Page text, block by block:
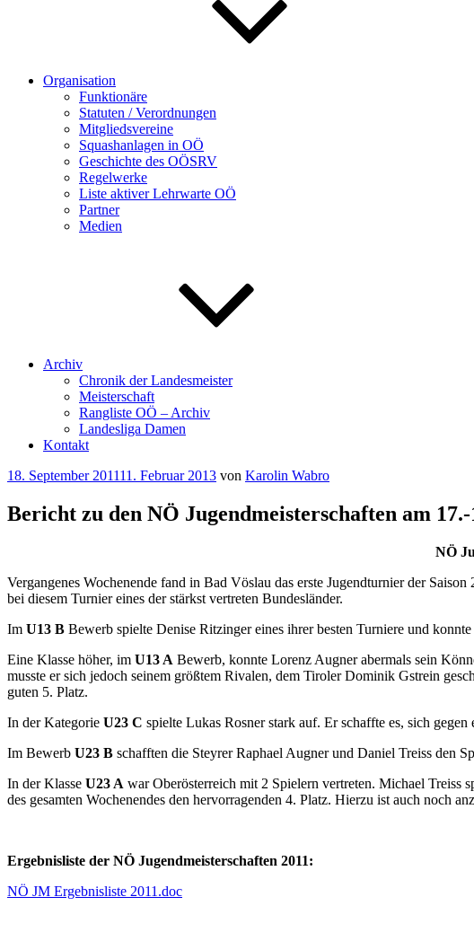
Organisation
Funktionäre
Statuten / Verordnungen
Mitgliedsvereine
Squashanlagen in OÖ
Geschichte des OÖSRV
Regelwerke
Liste aktiver Lehrwarte OÖ
Partner
Medien
Archiv
Chronik der Landesmeister
Meisterschaft
Rangliste OÖ – Archiv
Landesliga Damen
Kontakt
Veröffentlicht
18. September 201111. Februar 2013 von Karolin Wabro
Bericht zu den NÖ Jugendmeisterschaften am 17.-
NÖ
Vergangenes Wochenende fand in Bad Vöslau das erste Jugendturnier der
bei diesem Turnier eines der stärkst vertreten Bundesländer.
Im U13 B Bewerb spielte Denise Ritzinger eines ihrer besten Turniere und
Eine Klasse höher, im U13 A Bewerb, konnte Lorenz Augner abermals sein
musste er sich jedoch seinem größtem Rivalen, dem Tiroler Dominik Gstrein
guten 5. Platz.
In der Kategorie U23 C spielte Lukas Rosner stark auf. Er schaffte es, sich
Im Bewerb U23 B schafften die Steyrer Raphael Augner und Daniel Treiss den
In der Klasse U23 A war Oberösterreich mit 2 Spielern vertreten. Michael Treiss
des gesamten Wochenendes den hervorragenden 4. Platz. Hierzu ist auch noch
Ergebnisliste der NÖ Jugendmeisterschaften 2011:
NÖ JM Ergebnisliste 2011.doc